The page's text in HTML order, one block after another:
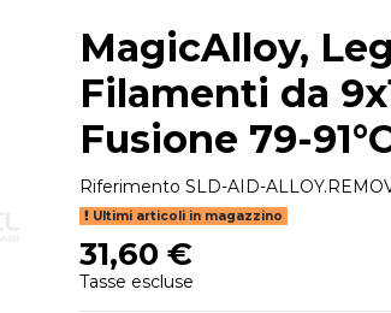
MagicAlloy,
Filamenti da
Fusione 79-
Riferimento SLD-AID-
Ultimi articoli in magazzino
31,60 €
Tasse escluse